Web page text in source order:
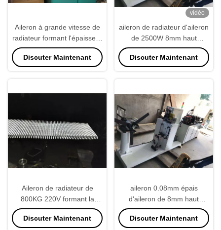
Aileron à grande vitesse de
radiateur formant l'épaisseur
de tube de la taille 1.5mm de
la machine 5mm
Discuter Maintenant
vidéo
aileron de radiateur d'aileron
de 2500W 8mm haut
formant la haute précision
de machine
Discuter Maintenant
Aileron de radiateur de
800KG 220V formant la
machine avec la grande
vitesse
Discuter Maintenant
aileron 0.08mm épais
d'aileron de 8mm haut
formant la machine pour le
réservoir d'automobile
Discuter Maintenant